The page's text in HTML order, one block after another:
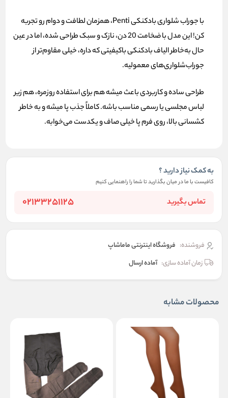
باجوراب شلواری بادکنکی Penti
، همزمان لطافت و دوام رو تجربه
کن! این مدل با ضخامت 20 دن، نازک و سبک طراحی شده، اما در عین
حال به‌خاطر الیاف بادکنکی باکیفیتی که داره، خیلی مقاوم‌تر از
جوراب‌شلواری‌های معمولیه.
طراحی ساده و کاربردیباعث میشه هم برای استفاده روزمره، هم زیر
لباس مجلسی یا رسمی مناسب باشه. کاملاً جذب پا میشه و به خاطر
کشسانی بالا، روی فرم پا خیلی صاف و یکدست می‌خوابه.
به کمک نیاز دارید ؟
کافیست با ما در میان بگذارید تا شما را راهنمایی کنیم
تماس بگیرید 02133251125
فروشنده: فروشگاه اینترنتی ماماشاپ
زمان آماده سازی: آماده ارسال
محصولات مشابه